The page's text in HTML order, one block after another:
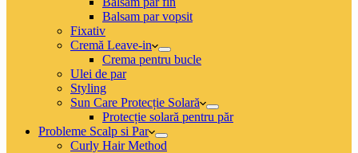
Balsam par vopsit
Fixativ
Cremă Leave-in
Crema pentru bucle
Ulei de par
Styling
Sun Care Protecție Solară
Protecție solară pentru păr
Probleme Scalp si Par
Curly Hair Method